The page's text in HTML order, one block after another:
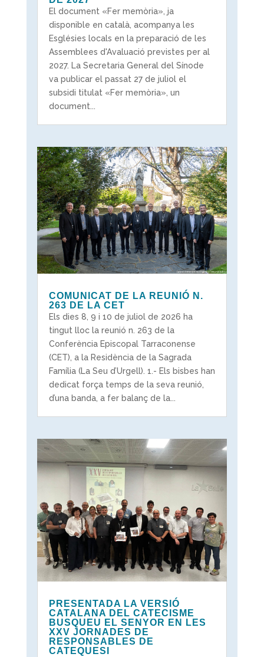
El document «Fer memòria», ja
disponible en català, acompanya les
Esglésies locals en la preparació de les
Assemblees d'Avaluació previstes per al
2027. La Secretaria General del Sínode
va publicar el passat 27 de juliol el
subsidi titulat «Fer memòria», un
document...
COMUNICAT DE LA REUNIÓ N.
263 DE LA CET
Els dies 8, 9 i 10 de juliol de 2026 ha
tingut lloc la reunió n. 263 de la
Conferència Episcopal Tarraconense
(CET), a la Residència de la Sagrada
Família (La Seu d’Urgell). 1.- Els bisbes han
dedicat força temps de la seva reunió,
d’una banda, a fer balanç de la...
PRESENTADA LA VERSIÓ
CATALANA DEL CATECISME
BUSQUEU EL SENYOR EN LES
XXV JORNADES DE
RESPONSABLES DE
CATEQUESI